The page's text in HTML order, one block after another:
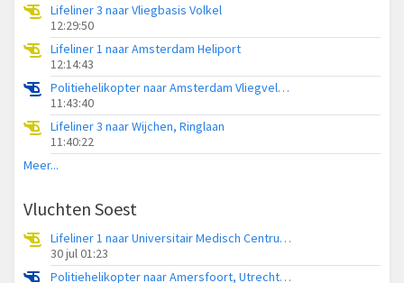
Lifeliner 3 naar Vliegbasis Volkel
12:29:50
Lifeliner 1 naar Amsterdam Heliport
12:14:43
Politiehelikopter naar Amsterdam Vliegveld Schiphol
11:43:40
Lifeliner 3 naar Wijchen, Ringlaan
11:40:22
Meer...
Vluchten Soest
Lifeliner 1 naar Universitair Medisch Centrum Utrecht
30 jul 01:23
Politiehelikopter naar Amersfoort, Utrechtseweg